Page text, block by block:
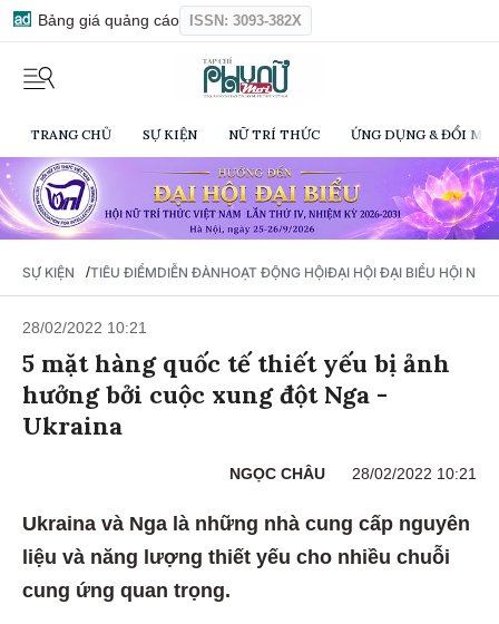
Bảng giá quảng cáo ISSN: 3093-382X
TRANG CHỦ SỰ KIỆN NỮ TRÍ THỨC ỨNG DỤNG & ĐỔI
SỰ KIỆN /TIÊU ĐIỂMDIỄN ĐÀNHOẠT ĐỘNG HỘIĐẠI HỘI ĐẠI BIỂU HỘI NỮ
28/02/2022 10:21
5 mặt hàng quốc tế thiết yếu bị ảnh
hưởng bởi cuộc xung đột Nga -
Ukraina
NGỌC CHÂU 28/02/2022 10:21
Ukraina và Nga là những nhà cung cấp nguyên
liệu và năng lượng thiết yếu cho nhiều chuỗi
cung ứng quan trọng.